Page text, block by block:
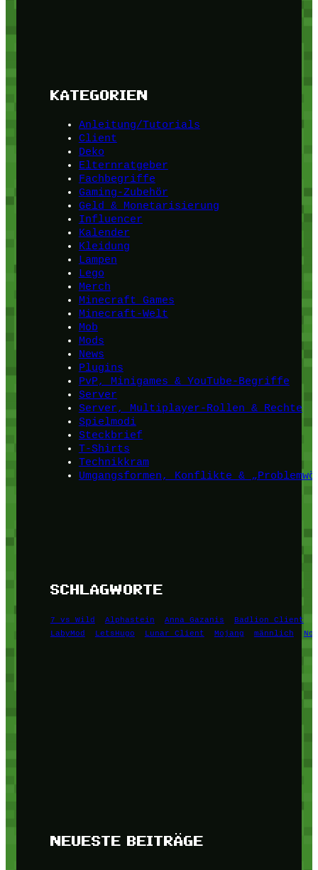
KATEGORIEN
Anleitung/Tutorials
Client
Deko
Elternratgeber
Fachbegriffe
Gaming-Zubehör
Geld & Monetarisierung
Influencer
Kalender
Kleidung
Lampen
Lego
Merch
Minecraft Games
Minecraft-Welt
Mob
Mods
News
Plugins
PvP, Minigames & YouTube-Begriffe
Server
Server, Multiplayer-Rollen & Rechte
Spielmodi
Steckbrief
T-Shirts
Technikkram
Umgangsformen, Konflikte &
SCHLAGWORTE
7 vs Wild Alphastein Anna Gazanis Badlion Client
LabyMod
LetsHugo Lunar Client Mojang männlich
NEUESTE BEITRÄGE